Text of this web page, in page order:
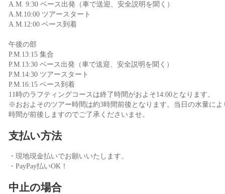
A.M. 9:30 ベース出発（車で送迎、安全説明を聞く）
A.M.10:00 ツアースタート
A.M.12:00 ベース到着
午後の部
P.M.13:15 集合
P.M.13:30 ベース出発（車で送迎、安全説明を聞く）
P.M.14:30 ツアースタート
P.M.16:15 ベース到着
11時のラフティングコースは終了時間がおよそ14:00となります。
※おおよそのツアー時間は約3時間前後となります。当日の水量によ
時間が前後しますのでご了承くださいませ。
支払い方法
・現地現金払いでお願いいたします。
・PayPay払いOK！
中止の場合